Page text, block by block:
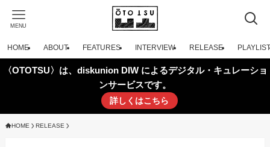
MENU
HOME ABOUT FEATURES INTERVIEW RELEASE PLAYLIST
〈OTOTSU〉は、diskunion DIW によるデジタル・キュレーショ
ンサービスです。
詳しくはこちら
HOME RELEASE